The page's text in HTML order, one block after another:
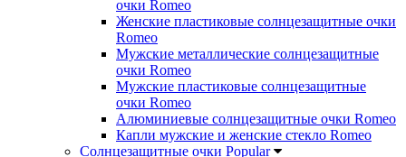
очки Romeo
Женские пластиковые солнцезащитные очки
Romeo
Мужские металлические солнцезащитные
очки Romeo
Мужские пластиковые солнцезащитные
очки Romeo
Алюминиевые солнцезащитные очки Romeo
Капли мужские и женские стекло Romeo
Солнцезащитные очки Popular